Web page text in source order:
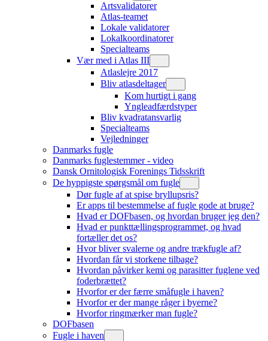
Artsvalidatorer
Atlas-teamet
Lokale validatorer
Lokalkoordinatorer
Specialteams
Vær med i Atlas III
Atlaslejre 2017
Bliv atlasdeltager
Kom hurtigt i gang
Yngleadfærdstyper
Bliv kvadratansvarlig
Specialteams
Vejledninger
Danmarks fugle
Danmarks fuglestemmer - video
Dansk Ornitologisk Forenings Tidsskrift
De hyppigste spørgsmål om fugle
Dør fugle af at spise bryllupsris?
Er apps til bestemmelse af fugle gode at bruge?
Hvad er DOFbasen, og hvordan bruger jeg den?
Hvad er punkttællingsprogrammet, og hvad
fortæller det os?
Hvor bliver svalerne og andre trækfugle af?
Hvordan får vi storkene tilbage?
Hvordan påvirker kemi og parasitter fuglene ved
foderbrættet?
Hvorfor er der færre småfugle i haven?
Hvorfor er der mange råger i byerne?
Hvorfor ringmærker man fugle?
DOFbasen
Fugle i haven